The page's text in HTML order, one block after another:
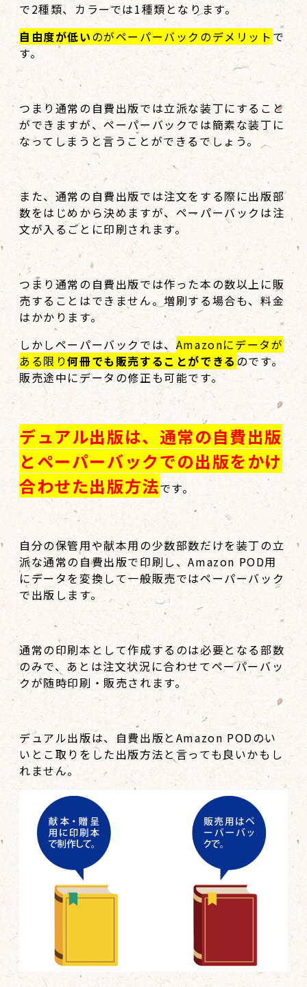
で2種類、カラーでは1種類となります。
自由度が低いのがペーパーバックのデメリット で
す。
つまり通常の自費出版では立派な装丁にすること
ができますが、ペーパーバックでは簡素な装丁に
なってしまうと言うことができるでしょう。
また、通常の自費出版では注文をする際に出版部
数をはじめから決めますが、ペーパーバックは注
文が入るごとに印刷されます。
つまり通常の自費出版では作った本の数以上に販
売することはできません。増刷する場合も、料金
はかかります。
しかしペーパーバックでは、 Amazonにデータが
ある限り何冊でも販売することができるのです。
販売途中にデータの修正も可能です。
デュアル出版は、通常の自費出版
とペーパーバックでの出版をかけ
合わせた出版方法です。
自分の保管用や献本用の少数部数だけを装丁の立
派な通常の自費出版で印刷し、Amazon POD用
にデータを変換して一般販売ではペーパーバック
で出版します。
通常の印刷本として作成するのは必要となる部数
のみで、あとは注文状況に合わせてペーパーバッ
クが随時印刷・販売されます。
デュアル出版は、自費出版とAmazon PODのい
いとこ取りをした出版方法と言っても良いかもし
れません。